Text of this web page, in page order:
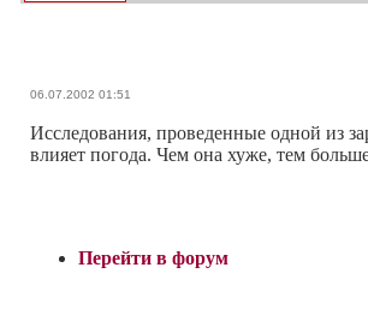
06.07.2002 01:51
Исследования, проведенные одной из
влияет погода. Чем она хуже, тем
Перейти в форум